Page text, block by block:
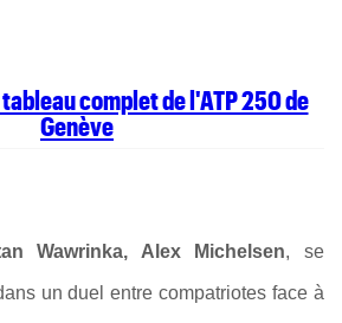
complet de l'ATP 250 de
Genève
Wawrinka, Alex Michelsen, se
un duel entre compatriotes face à